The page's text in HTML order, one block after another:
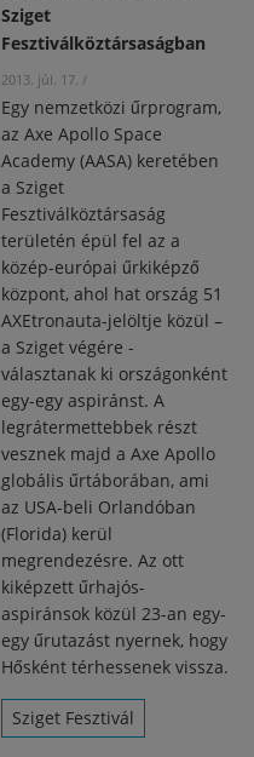
Sziget
Fesztiválköztársaságban
2013. júl. 17. /
Egy nemzetközi űrprogram,
az Axe Apollo Space
Academy (AASA) keretében
a Sziget
Fesztiválköztársaság
területén épül fel az a
közép-európai űrkiképző
központ, ahol hat ország 51
AXEtronauta-jelöltje közül –
a Sziget végére -
választanak ki országonként
egy-egy aspiránst. A
legrátermettebbek részt
vesznek majd a Axe Apollo
globális űrtáborában, ami
az USA-beli Orlandóban
(Florida) kerül
megrendezésre. Az ott
kiképzett űrhajós-
aspiránsok közül 23-an egy-
egy űrutazást nyernek, hogy
Hősként térhessenek vissza.
Sziget Fesztivál